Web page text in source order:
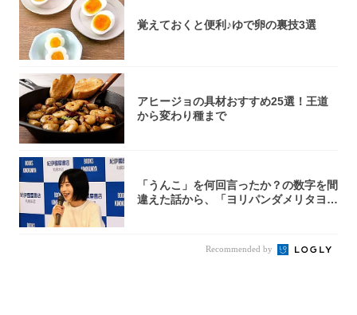
覚えておくと便利♪ゆで卵の裏技3選
アヒージョの具材おすすめ25選！王道
から変わり種まで
「うんこ」を何回言ったか？の数字を間
違えた話から、「ヨリパンダメリタヨコ
Recommended by